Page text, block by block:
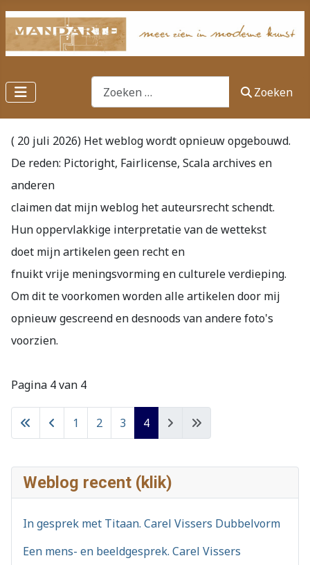
Zoeken Zoeken
( 20 juli 2026) Het weblog wordt opnieuw opgebouwd.
De reden: Pictoright, Fairlicense, Scala archives en
anderen
claimen dat mijn weblog het auteursrecht schendt.
Hun oppervlakkige interpretatie van de wettekst
doet mijn artikelen geen recht en
fnuikt vrije meningsvorming en culturele verdieping.
Om dit te voorkomen worden alle artikelen door mij
opnieuw gescreend en desnoods van andere foto's
voorzien.
Pagina 4 van 4
1 2 3 4
Weblog recent (klik)
In gesprek met Titaan. Carel Vissers Dubbelvorm
Een mens- en beeldgesprek. Carel Vissers